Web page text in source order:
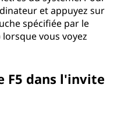
et appuyez sur
spécifiée par le
vous voyez
F5 dans l'invite